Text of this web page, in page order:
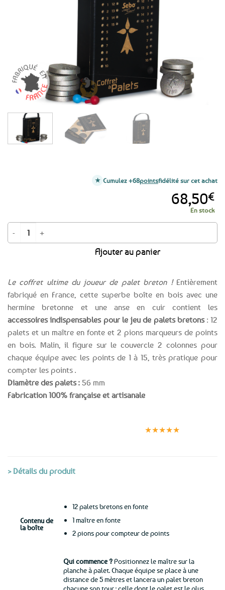
Le coffret ultime du joueur de palet breton !Entièrement
fabriqué en France, cette superbe boîte en bois avec une
hermine bretonne et une anse en cuir contient les
accessoires indispensables pour le jeu de palets bretons: 12
palets et un maître en fonte et 2 pions marqueurs de points
en bois. Malin, il figure sur le couvercle 2 colonnes pour
chaque équipe avec les points de 1 à 15, très pratique pour
compter les points .
Diamètre des palets : 56 mm
Fabrication 100% française et artisanale
68,50€
En stock
quantité de Coffret à palets bretons - 12 palets + 1 maître + 2 pions
Ajouter au panier
Cumulez +68pointsfidélité sur cet achat
★★★★★
> Détails du produit
Contenu de
la boîte
12 palets bretons en fonte
1 maître en fonte
2 pions pour compteur de points
Qui commence ?Positionnez le maître sur la
planche à palet. Chaque équipe se place à une
distance de 5 mètres et lancera un palet breton